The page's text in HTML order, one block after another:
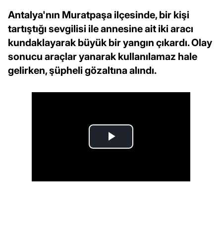
Antalya'nın Muratpaşa ilçesinde, bir kişi
tartıştığı sevgilisi ile annesine ait iki aracı
kundaklayarak büyük bir yangın çıkardı. Olay
sonucu araçlar yanarak kullanılamaz hale
gelirken, şüpheli gözaltına alındı.